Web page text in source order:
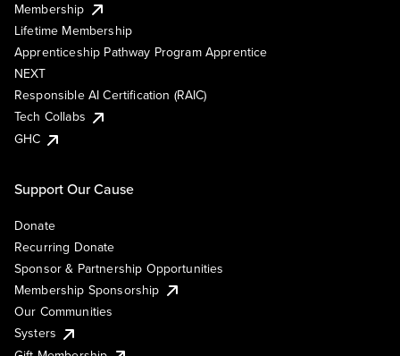
Membership
Lifetime Membership
Apprenticeship Pathway Program Apprentice
NEXT
Responsible AI Certification (RAIC)
Tech Collabs
GHC
Support Our Cause
Donate
Recurring Donate
Sponsor & Partnership Opportunities
Membership Sponsorship
Our Communities
Systers